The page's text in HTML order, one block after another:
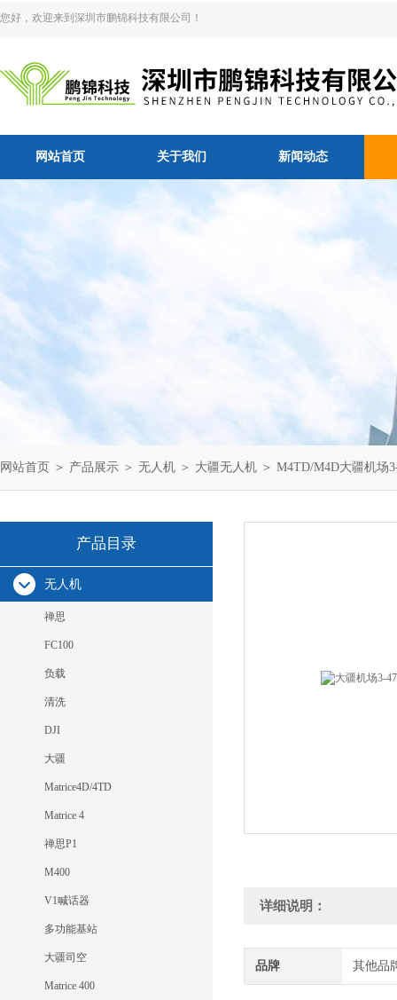
您好，欢迎来到深圳市鹏锦科技有限公司！
网站首页 关于我们 新闻动态
网站首页 ＞ 产品展示 ＞ 无人机 ＞ 大疆无人机 ＞ M4TD/M4D大疆机场
产品目录
无人机
禅思
FC100
负载
清洗
DJI
大疆
Matrice4D/4TD
Matrice 4
禅思P1
M400
V1喊话器
多功能基站
大疆司空
Matrice 400
详细说明：
品牌 其他品